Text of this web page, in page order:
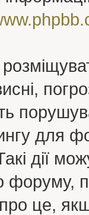
для
дії
форуму,
це,